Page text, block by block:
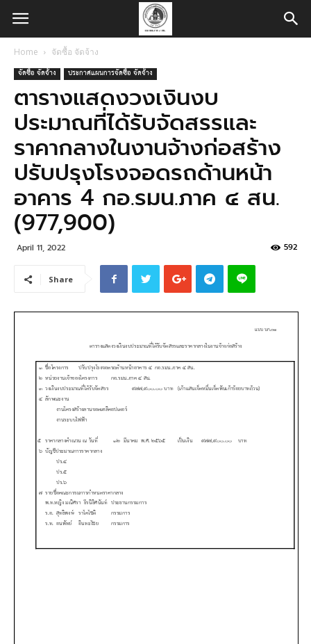
Home จัดซื้อ จัดจ้าง
จัดซื้อ จัดจ้าง ประกาศแผนการจัดซื้อ จัดจ้าง
ตารางแสดงวงเงินงบ
ประมาณที่ได้รับจัดสรรและ
ราคากลางในงานจ้างก่อสร้าง
ปรับปรุงโรงจอดรถด้านหน้า
อาคาร 4 กอ.รมน.ภาค ๔ สน.
(977,900)
April 11, 2022 592
Share